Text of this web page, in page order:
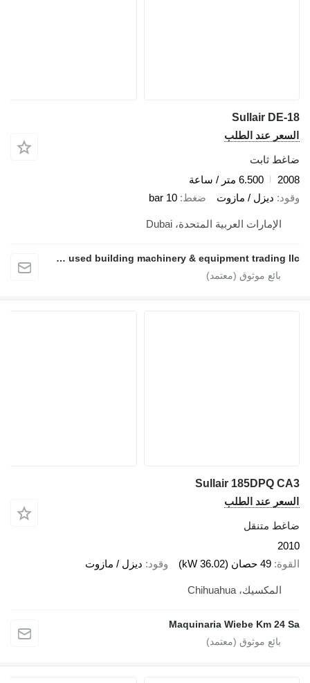
Sullair DE-
عند الطلب
ثابت
6.500 متر / ساعة
ديزل / مازوت ضغط 10 bar
الإمارات العربية المتحدة، Dubai
Alirtifah used building machinery & equipment trading llc
Sullair 185DPQ
عند الطلب
متنقل
49 حصان (36.02 kW) وقود ديزل / مازوت
المكسيك، Chihuahua
Maquinaria Wiebe Km 24